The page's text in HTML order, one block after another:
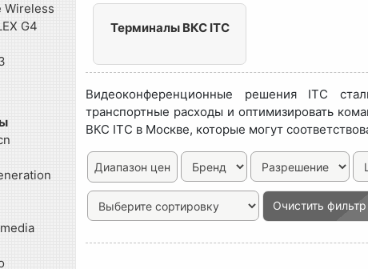
Wireless
G4
Терминалы ВКС ITC
Видеоконференционные решения ITC
транспортные расходы и оптимизировать
ВКС ITC в Москве, которые могут
Диапазон цен
Очистить фильтр